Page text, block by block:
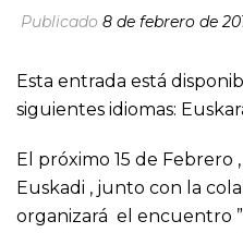
Publicado 8 de febrero de
Esta entrada está
siguientes idiomas:
El próximo 15 de Febrero
Euskadi , junto con la
organizará el encuentro